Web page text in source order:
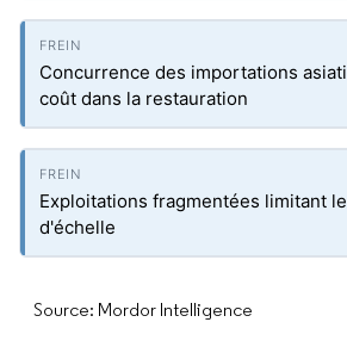
Concurrence des importations
coût dans la restauration
Exploitations fragmentées limitant
d'échelle
Source: Mordor Intelligence